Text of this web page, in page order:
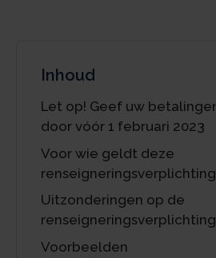
Inhoud
Let op! Geef uw
door vóór 1 februari 2023
Voor wie geldt deze
Uitzonderingen op de
renseigneringsverplichting
Voorbeelden